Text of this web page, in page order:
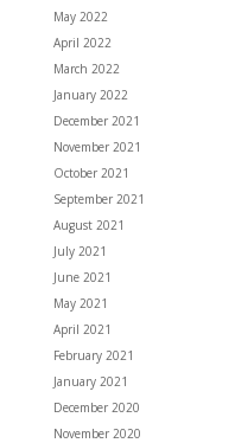
May 2022
April 2022
March 2022
January 2022
December 2021
November 2021
October 2021
September 2021
August 2021
July 2021
June 2021
May 2021
April 2021
February 2021
January 2021
December 2020
November 2020